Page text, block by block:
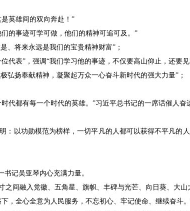
英雄间的双向奔赴！”
的事迹可学可做，他们的精神可追可及。”
、将来永远是我们的宝贵精神财富”；
代表”，强调“我们学习他的事迹，不仅要高山仰止，还要
弘扬奉献精神，凝聚起万众一心奋斗新时代的强大力量”；
代都有每一个时代的英雄。”习近平总书记的一席话催人奋
：以功勋模范为榜样，一切平凡的人都可以获得不平凡的
记吴亚琴内心充满力量。
之间融入党徽、五角星、旗帜、丰碑与光芒、向日葵、大
，全心全意为人民服务，不忘初心、牢记使命、继续奋斗。